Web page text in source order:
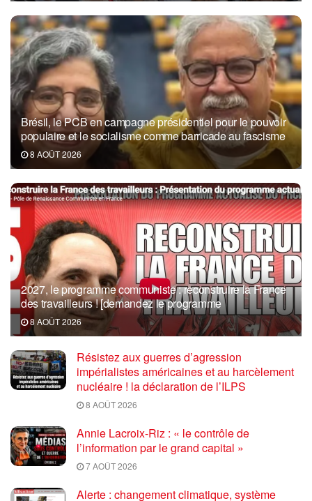
Brésil, le PCB en campagne présidentiel pour le pouvoir
populaire et le socialisme comme barricade au fascisme
8 AOÛT 2026
2027, le programme communiste : reconstruire la France
des travailleurs ! [demandez le programme
8 AOÛT 2026
Résistez aux guerres d’agression
impérialistes américaines et au harcèlement
nucléaire ! la déclaration de l’ILPS
8 AOÛT 2026
Annie Lacroix-Riz : « le contrôle de
l’information par le grand capital »
7 AOÛT 2026
Alerte : changement climatique, système